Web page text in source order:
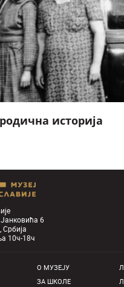
историја
6
Србија
10ч-18ч
О MУЗЕЈУ
ЗА ШКОЛЕ